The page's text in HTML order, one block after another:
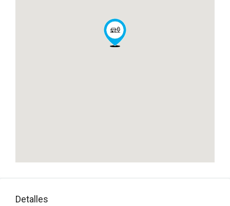
Detalles